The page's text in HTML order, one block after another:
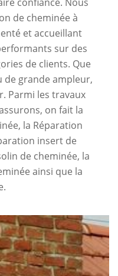
de cheminée à
et accueillant
sur des
de clients. Que
grande ampleur,
Parmi les travaux
on fait la
la Réparation
insert de
de cheminée, la
ainsi que la